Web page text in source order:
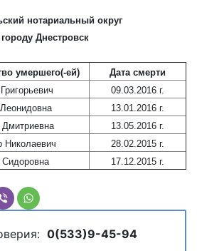
нотариальный округ
Днестровск
умершего(-ей)
Дата смерти
09.03.2016 г.
13.01.2016 г.
Дмитриевна
13.05.2016 г.
Николаевич
28.02.2015 г.
Сидоровна
17.12.2015 г.
0(533)9-45-94